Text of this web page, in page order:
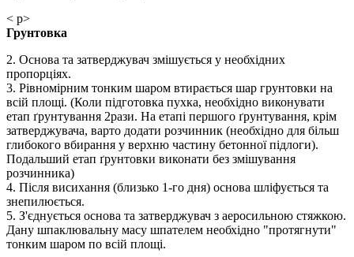
< p>
Грунтовка
2. Основа та затверджувач змішується у необхідних
пропорціях.
3. Рівномірним тонким шаром втирається шар грунтовки на
всій площі. (Коли підготовка пухка, необхідно виконувати
етап ґрунтування 2рази. На етапі першого ґрунтування, крім
затверджувача, варто додати розчинник (необхідно для більш
глибокого вбирання у верхню частину бетонної підлоги).
Подальший етап ґрунтовки виконати без змішування
розчинника)
4. Після висихання (близько 1-го дня) основа шліфується та
знепилюється.
5. З'єднується основа та затверджувач з аеросильною стяжкою.
Дану шпаклювальну масу шпателем необхідно "протягнути"
тонким шаром по всій площі.